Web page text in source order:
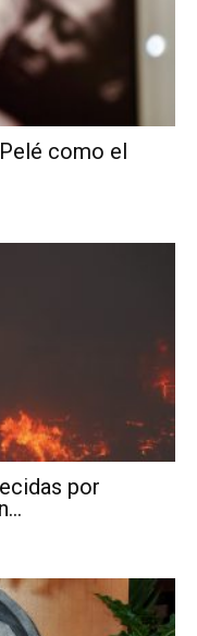
como el
por